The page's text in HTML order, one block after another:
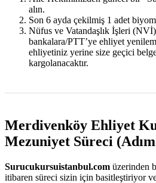
alın.
Son 6 ayda çekilmiş 1 adet
Nüfus ve Vatandaşlık İşleri
bankalara/PTT’ye ehliyet
ehliyetiniz yerine size geçici
kargolanacaktır.
Merdivenköy Ehliyet
Mezuniyet Süreci
Surucukursuistanbul.com üzerinden
itibaren süreci sizin için basitleştiriyor